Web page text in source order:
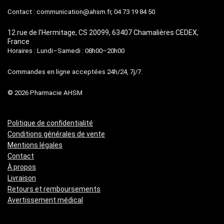
Contact : communication@ahsm.fr, 04 73 19 84 50
12 rue de l’Hermitage, CS 20099, 63407 Chamalières CEDEX,
France
Horaires : Lundi–Samedi : 08h00–20h00
Commandes en ligne acceptées 24h/24, 7j/7.
© 2026 Pharmacie AHSM
Politique de confidentialité
Conditions générales de vente
Mentions légales
Contact
À propos
Livraison
Retours et remboursements
Avertissement médical